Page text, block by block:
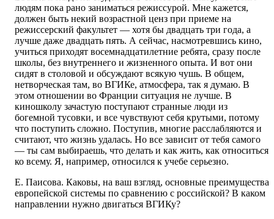
людям пока рано заниматься режиссурой. Мне кажется,
должен быть некий возрастной ценз при приеме на
режиссерский факультет — хотя бы двадцать три года, а
лучше даже двадцать пять. А сейчас, насмотревшись кино,
учиться приходят восемнадцатилетние ребята, сразу после
школы, без внутреннего и жизненного опыта. И вот они
сидят в столовой и обсуждают всякую чушь. В общем,
нетворческая там, во ВГИКе, атмосфера, так я думаю. В
этом отношении во Франции ситуация не лучше. В
киношколу зачастую поступают странные люди из
богемной тусовки, и все чувствуют себя крутыми, потому
что поступить сложно. Поступив, многие расслабляются и
считают, что жизнь удалась. Но все зависит от тебя самого
— ты сам выбираешь, что делать и как жить, как относиться
ко всему. Я, например, относился к учебе серьезно.
Е. Паисова. Каковы, на ваш взгляд, основные преимущества
европейской системы по сравнению с российской? В каком
направлении нужно двигаться ВГИКу?